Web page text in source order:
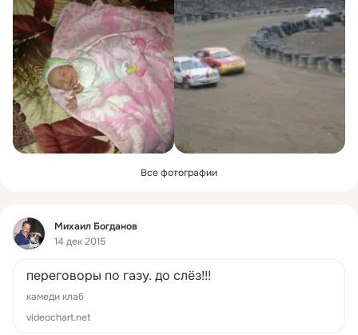
Все фотографии
Фид
Михаил Богданов
14 дек 2015
переговоры по газу. до слёз!!!
камеди клаб
videochart.net